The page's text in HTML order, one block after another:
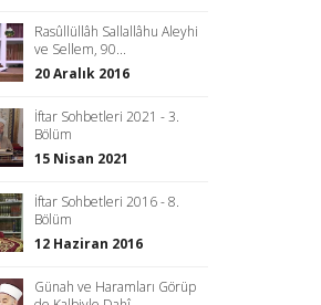
Rasûllüllâh Sallallâhu Aleyhi
ve Sellem, 90...
20 Aralık 2016
İftar Sohbetleri 2021 - 3.
Bölüm
15 Nisan 2021
İftar Sohbetleri 2016 - 8.
Bölüm
12 Haziran 2016
Günah ve Haramları Görüp